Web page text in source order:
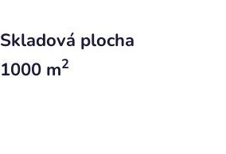
Skladová plocha
1000 m2